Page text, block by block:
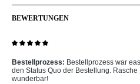
BEWERTUNGEN
Bestellprozess: Bestellprozess war
den Status Quo der Bestellung.
wunderbar!